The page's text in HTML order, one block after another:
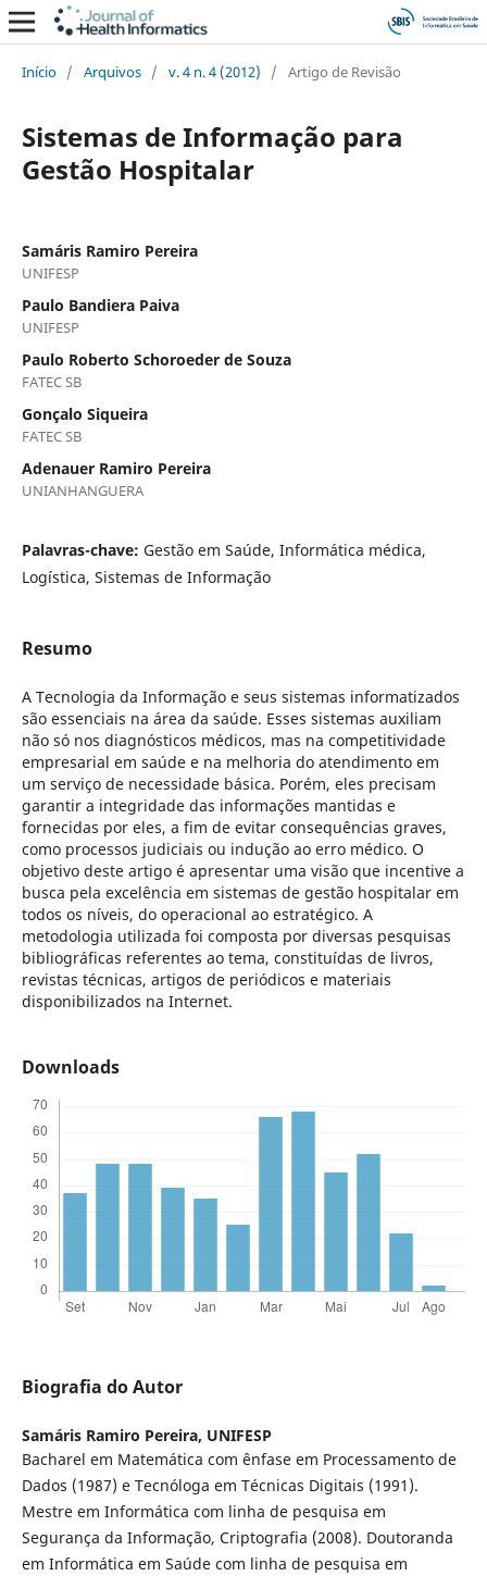
Início / Arquivos / v. 4 n. 4 (2012) / Artigo de Revisão
Sistemas de Informação para
Gestão Hospitalar
Samáris Ramiro Pereira
UNIFESP
Paulo Bandiera Paiva
UNIFESP
Paulo Roberto Schoroeder de Souza
FATEC SB
Gonçalo Siqueira
FATEC SB
Adenauer Ramiro Pereira
UNIANHANGUERA
Palavras-chave: Gestão em Saúde, Informática médica,
Logística, Sistemas de Informação
Resumo
A Tecnologia da Informação e seus sistemas informatizados
são essenciais na área da saúde. Esses sistemas auxiliam
não só nos diagnósticos médicos, mas na competitividade
empresarial em saúde e na melhoria do atendimento em
um serviço de necessidade básica. Porém, eles precisam
garantir a integridade das informações mantidas e
fornecidas por eles, a fim de evitar consequências graves,
como processos judiciais ou indução ao erro médico. O
objetivo deste artigo é apresentar uma visão que incentive a
busca pela excelência em sistemas de gestão hospitalar em
todos os níveis, do operacional ao estratégico. A
metodologia utilizada foi composta por diversas pesquisas
bibliográficas referentes ao tema, constituídas de livros,
revistas técnicas, artigos de periódicos e materiais
disponibilizados na Internet.
Downloads
Biografia do Autor
Samáris Ramiro Pereira, UNIFESP
Bacharel em Matemática com ênfase em Processamento de
Dados (1987) e Tecnóloga em Técnicas Digitais (1991).
Mestre em Informática com linha de pesquisa em
Segurança da Informação, Criptografia (2008). Doutoranda
em Informática em Saúde com linha de pesquisa em